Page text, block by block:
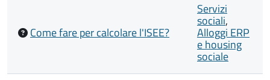
Come fare per calcolare l'ISEE?
Servizi
sociali,
Alloggi ERP
e housing
sociale